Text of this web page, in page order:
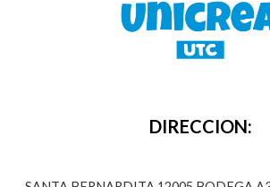
DIRECCION: